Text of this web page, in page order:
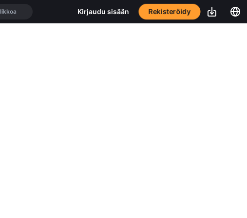
Kirjaudu sisään Rekisteröidy